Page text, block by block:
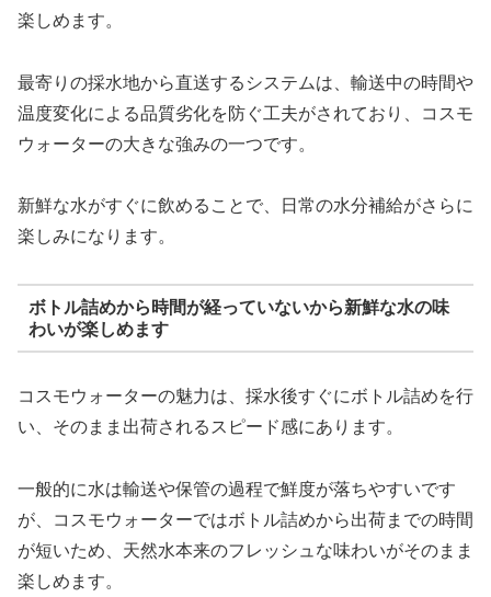
楽しめます。
最寄りの採水地から直送するシステムは、輸送中の時間や
温度変化による品質劣化を防ぐ工夫がされており、コスモ
ウォーターの大きな強みの一つです。
新鮮な水がすぐに飲めることで、日常の水分補給がさらに
楽しみになります。
ボトル詰めから時間が経っていないから新鮮な水の味
わいが楽しめます
コスモウォーターの魅力は、採水後すぐにボトル詰めを行
い、そのまま出荷されるスピード感にあります。
一般的に水は輸送や保管の過程で鮮度が落ちやすいです
が、コスモウォーターではボトル詰めから出荷までの時間
が短いため、天然水本来のフレッシュな味わいがそのまま
楽しめます。